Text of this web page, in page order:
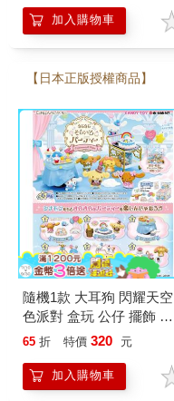
加入購物車
【日本正版授權商品】
隨機1款 大耳狗 閃耀天空
色派對 盒玩 公仔 擺飾 迷
你甜點 迷你蛋糕 牛奶 卡
Re-MeNT
65 折 特價 320 元
加入購物車